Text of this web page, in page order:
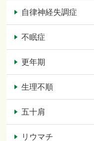
自律神経失調症
不眠症
更年期
生理不順
五十肩
リウマチ